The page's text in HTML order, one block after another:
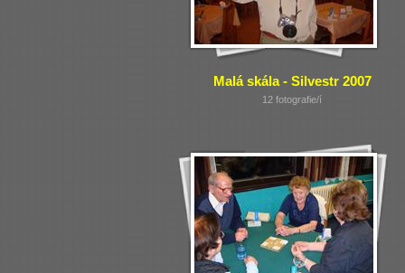
Malá skála - Silvestr 2007
12 fotografie/í